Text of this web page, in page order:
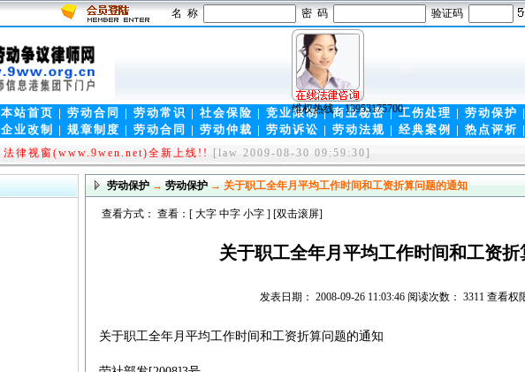
维权热线：13953175700
名 称 密 码 验证码
本站首页 | 劳动合同 | 劳动常识 | 社会保险 | 竞业限制|商业秘密|工伤处理 | 劳动保护 |
企业改制
| 规章制度 | 劳动合同 | 劳动仲裁 | 劳动诉讼 | 劳动法规 | 经典案例 | 热点评析 |
就问网www.9wen.org-中国第一律师门户！ [law 2009-11-17 09:05:00]
法律视窗(www.9wen.net)全新上线!!
[law 2009-08-30 09:59:30]
劳动保护→ 劳动保护→ 关于职工全年月平均工作时间和工资折算问题的通知
查看方式： 查看：[ 大字 中字 小字] [双击滚屏]
关于职工全年月平均工作时间和工资折
发表日期： 2008-09-26 11:03:46 阅读次数： 3311 查看权
关于职工全年月平均工作时间和工资折算问题的通知